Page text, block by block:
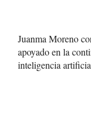
Juanma Moreno
apoyado en la
inteligencia